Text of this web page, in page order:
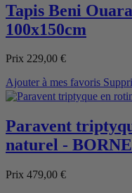
Tapis Beni
100x150cm
Prix 229,00 €
Ajouter à mes favoris
Paravent
naturel -
Prix 479,00 €